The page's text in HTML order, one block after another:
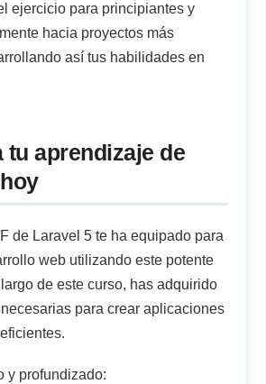
ejercicio para principiantes y
hacia proyectos más
así tus habilidades en
tu aprendizaje de
de Laravel 5 te ha equipado para
web utilizando este potente
de este curso, has adquirido
para crear aplicaciones
y profundizado: